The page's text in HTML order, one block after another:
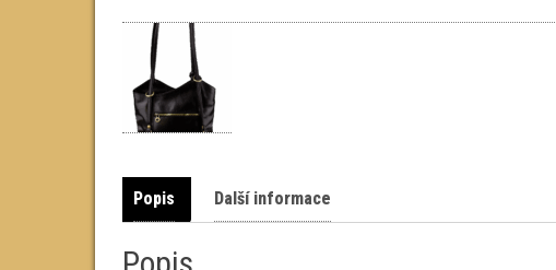
Popis Další informace